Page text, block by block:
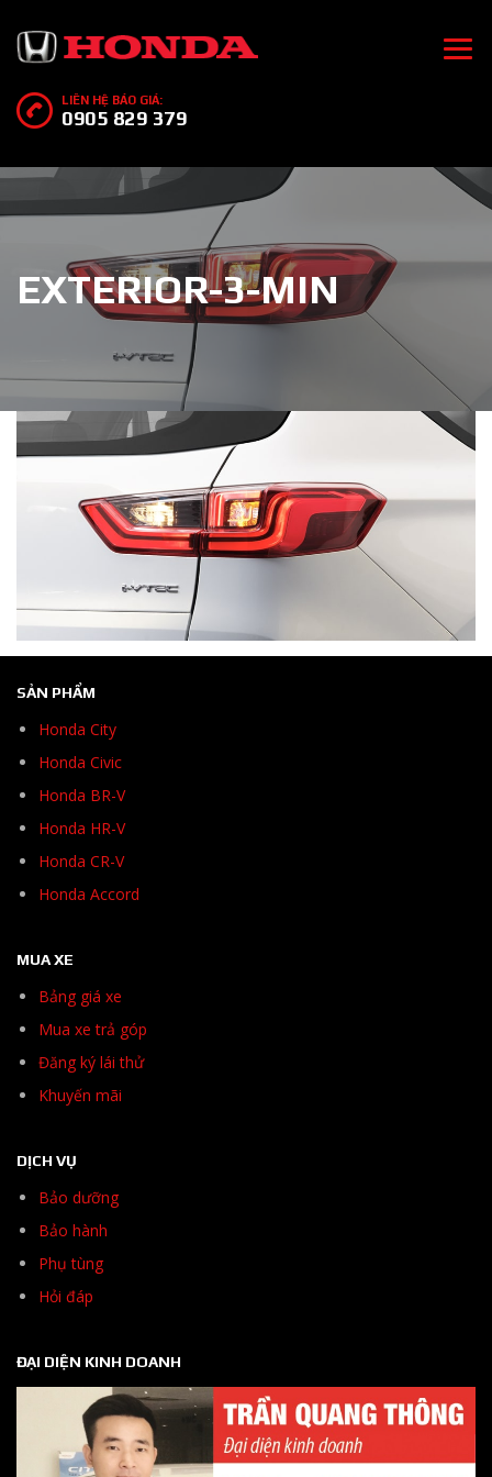
LIÊN HỆ BÁO GIÁ:
0905 829 379
EXTERIOR-3-MIN
SẢN PHẨM
Honda City
Honda Civic
Honda BR-V
Honda HR-V
Honda CR-V
Honda Accord
MUA XE
Bảng giá xe
Mua xe trả góp
Đăng ký lái thử
Khuyến mãi
DỊCH VỤ
Bảo dưỡng
Bảo hành
Phụ tùng
Hỏi đáp
ĐẠI DIỆN KINH DOANH